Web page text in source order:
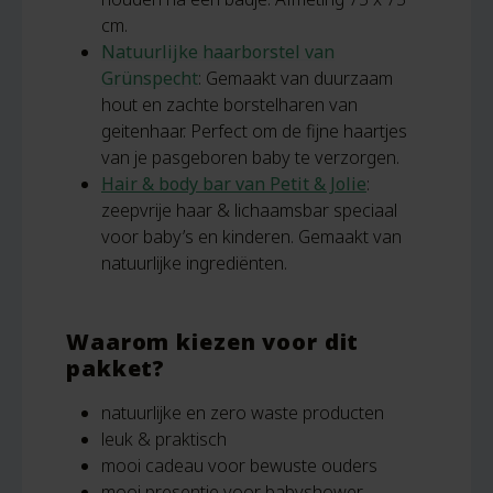
cm.
Natuurlijke haarborstel van
Grünspecht: Gemaakt van duurzaam
hout en zachte borstelharen van
geitenhaar. Perfect om de fijne haartjes
van je pasgeboren baby te verzorgen.
Hair & body bar van Petit & Jolie:
zeepvrije haar & lichaamsbar speciaal
voor baby’s en kinderen. Gemaakt van
natuurlijke ingrediënten.
Waarom kiezen voor dit
pakket?
natuurlijke en zero waste producten
leuk & praktisch
mooi cadeau voor bewuste ouders